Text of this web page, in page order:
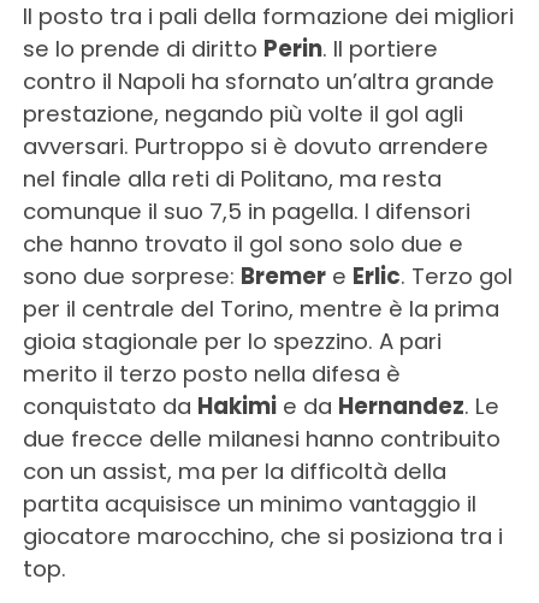
Il posto tra i pali della formazione dei migliori
se lo prende di diritto Perin. Il portiere
contro il Napoli ha sfornato un’altra grande
prestazione, negando più volte il gol agli
avversari. Purtroppo si è dovuto arrendere
nel finale alla reti di Politano, ma resta
comunque il suo 7,5 in pagella. I difensori
che hanno trovato il gol sono solo due e
sono due sorprese: Bremere Erlic. Terzo gol
per il centrale del Torino, mentre è la prima
gioia stagionale per lo spezzino. A pari
merito il terzo posto nella difesa è
conquistato da Hakimie da Hernandez. Le
due frecce delle milanesi hanno contribuito
con un assist, ma per la difficoltà della
partita acquisisce un minimo vantaggio il
giocatore marocchino, che si posiziona tra i
top.